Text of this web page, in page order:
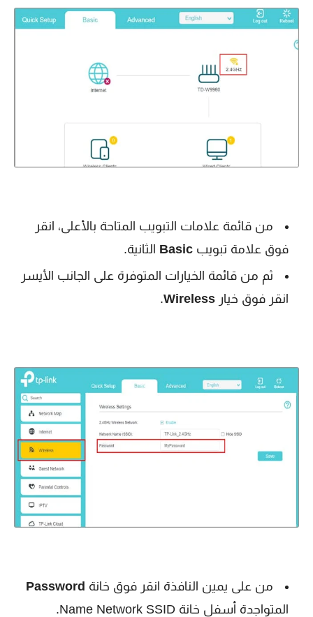
من قائمة علامات التبويب المتاحة بالأعلى، انقر
فوق علامة تبويب Basic الثانية.
ثم من قائمة الخيارات المتوفرة على الجانب الأيسر
انقر فوق خيار Wireless
.
من على يمين النافذة انقر فوق خانة Password
المتواجدة أسفل خانة Name Network SSID.